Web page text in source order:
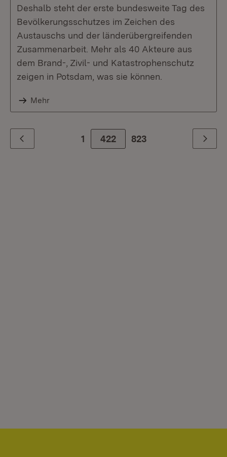
Deshalb steht der erste bundesweite Tag des
Bevölkerungsschutzes im Zeichen des
Austauschs und der länderübergreifenden
Zusammenarbeit. Mehr als 40 Akteure aus
dem Brand-, Zivil- und Katastrophenschutz
zeigen in Potsdam, was sie können.
Mehr
Zurück 1 422 Zur letzte Seite
823 Weiter